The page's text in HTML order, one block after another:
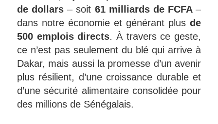
de dollars – soit 61 milliards de FCFA –
dans notre économie et générant plus de
500 emplois directs. À travers ce geste,
ce n’est pas seulement du blé qui arrive à
Dakar, mais aussi la promesse d’un avenir
plus résilient, d’une croissance durable et
d’une sécurité alimentaire consolidée pour
des millions de Sénégalais.